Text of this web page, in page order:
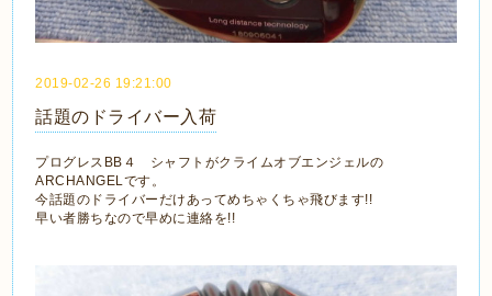
2019-02-26 19:21:00
話題のドライバー入荷
プログレスBB４ シャフトがクライムオブエンジェルの
ARCHANGELです。
今話題のドライバーだけあってめちゃくちゃ飛びます!!
早い者勝ちなので早めに連絡を!!